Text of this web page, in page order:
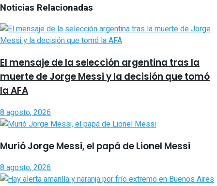
Noticias Relacionadas
El mensaje de la selección argentina tras la
muerte de Jorge Messi y la decisión que tomó
la AFA
8 agosto, 2026
Murió Jorge Messi, el papá de Lionel Messi
8 agosto, 2026